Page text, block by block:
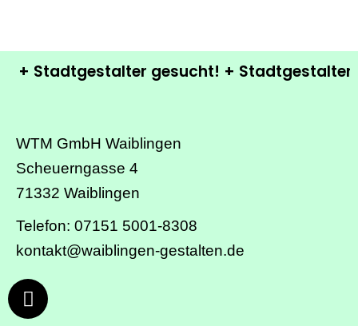
Stadtgestalter gesucht! + Stadtgestalter
WTM GmbH Waiblingen
Scheuerngasse 4
71332 Waiblingen
Telefon: 07151 5001-8308
kontakt@waiblingen-gestalten.de
Facebook
Instagram
Linkedin